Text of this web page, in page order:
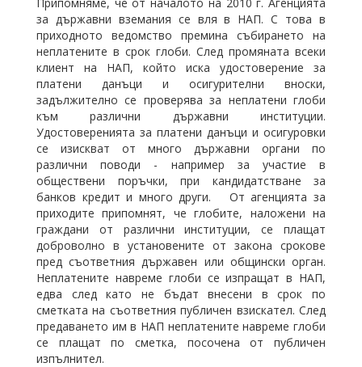
за държавни вземания се вля в НАП. С това в
приходното ведомство премина събирането на
неплатените в срок глоби. След промяната всеки
клиент на НАП, който иска удостоверение за
платени данъци и осигурителни вноски,
задължително се проверява за неплатени глоби
към различни държавни институции.
Удостоверенията за платени данъци и осигуровки
се изискват от много държавни органи по
различни поводи - например за участие в
обществени поръчки, при кандидатстване за
банков кредит и много други. От агенцията за
приходите припомнят, че глобите, наложени на
граждани от различни институции, се плащат
доброволно в установените от закона срокове
пред съответния държавен или общински орган.
Неплатените навреме глоби се изпращат в НАП,
едва след като не бъдат внесени в срок по
сметката на съответния публичен взискател. След
предаването им в НАП неплатените навреме глоби
се плащат по сметка, посочена от публичен
изпълнител.